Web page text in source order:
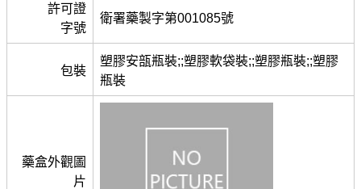
許可證
字號
衛署藥製字第001085號
包裝
塑膠安瓿瓶裝;;塑膠軟袋裝;;塑膠瓶裝;;塑膠
瓶裝
藥盒外觀圖
片